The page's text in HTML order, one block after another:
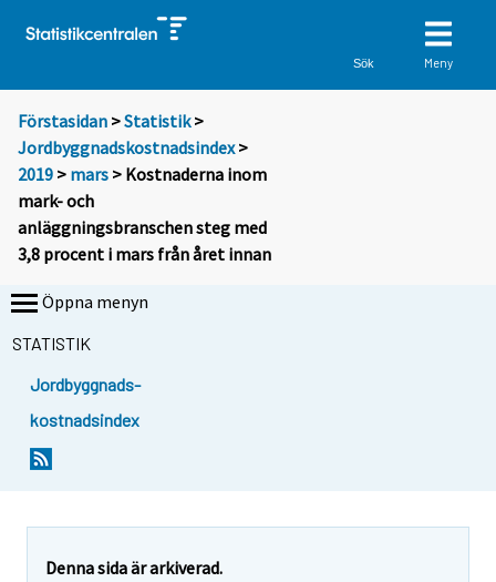
Sök Meny
Förstasidan >Statistik >
Jordbyggnadskostnadsindex>
2019 > mars > Kostnaderna inom
mark- och
anläggningsbranschen steg med
3,8 procent i mars från året innan
Öppna menyn
STATISTIK
Jordbyggnads-
kostnadsindex
Denna sida är arkiverad.